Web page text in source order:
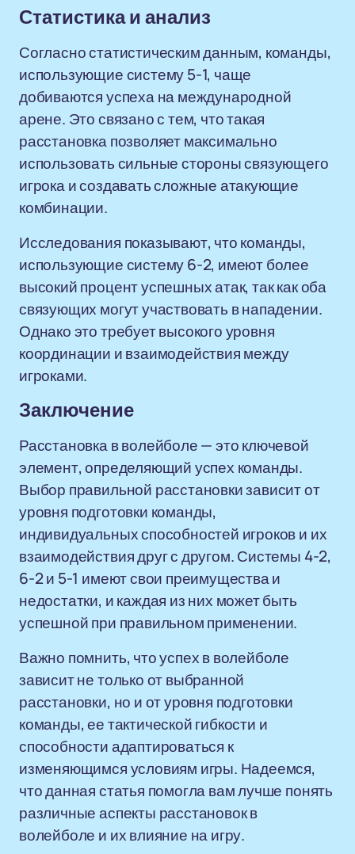
Статистика и анализ
Согласно статистическим данным, команды,
использующие систему 5-1, чаще
добиваются успеха на международной
арене. Это связано с тем, что такая
расстановка позволяет максимально
использовать сильные стороны связующего
игрока и создавать сложные атакующие
комбинации.
Исследования показывают, что команды,
использующие систему 6-2, имеют более
высокий процент успешных атак, так как оба
связующих могут участвовать в нападении.
Однако это требует высокого уровня
координации и взаимодействия между
игроками.
Заключение
Расстановка в волейболе — это ключевой
элемент, определяющий успех команды.
Выбор правильной расстановки зависит от
уровня подготовки команды,
индивидуальных способностей игроков и их
взаимодействия друг с другом. Системы 4-2,
6-2 и 5-1 имеют свои преимущества и
недостатки, и каждая из них может быть
успешной при правильном применении.
Важно помнить, что успех в волейболе
зависит не только от выбранной
расстановки, но и от уровня подготовки
команды, ее тактической гибкости и
способности адаптироваться к
изменяющимся условиям игры. Надеемся,
что данная статья помогла вам лучше понять
различные аспекты расстановок в
волейболе и их влияние на игру.